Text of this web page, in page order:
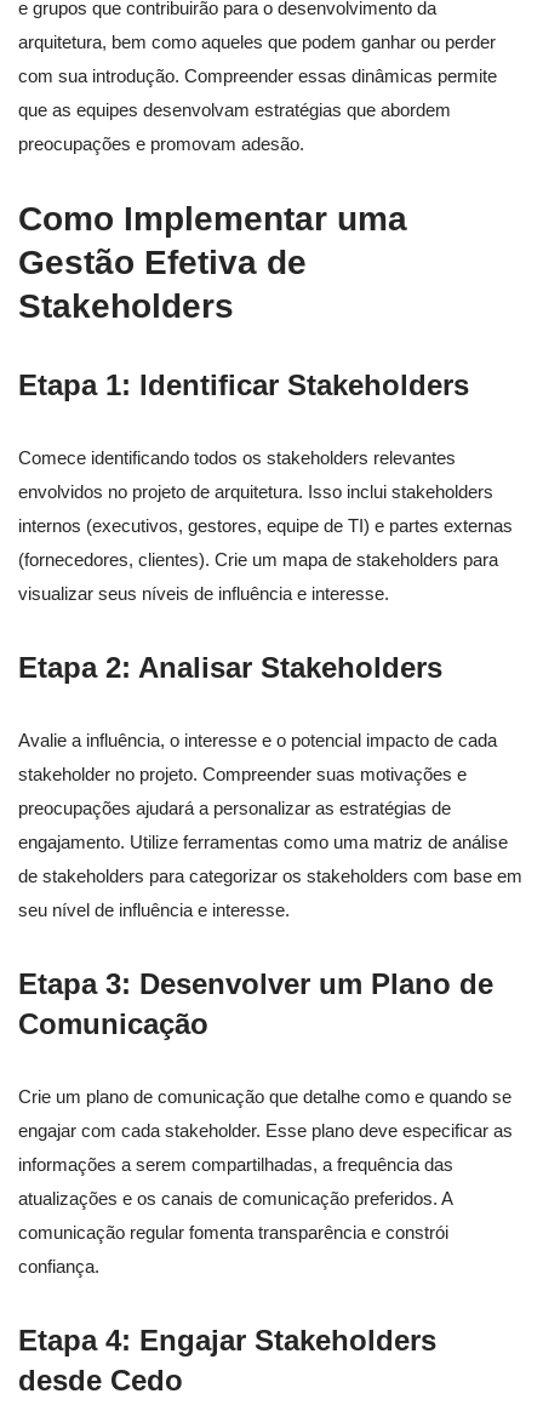
e grupos que contribuirão para o desenvolvimento da
arquitetura, bem como aqueles que podem ganhar ou perder
com sua introdução. Compreender essas dinâmicas permite
que as equipes desenvolvam estratégias que abordem
preocupações e promovam adesão.
Como Implementar uma
Gestão Efetiva de
Stakeholders
Etapa 1: Identificar Stakeholders
Comece identificando todos os stakeholders relevantes
envolvidos no projeto de arquitetura. Isso inclui stakeholders
internos (executivos, gestores, equipe de TI) e partes externas
(fornecedores, clientes). Crie um mapa de stakeholders para
visualizar seus níveis de influência e interesse.
Etapa 2: Analisar Stakeholders
Avalie a influência, o interesse e o potencial impacto de cada
stakeholder no projeto. Compreender suas motivações e
preocupações ajudará a personalizar as estratégias de
engajamento. Utilize ferramentas como uma matriz de análise
de stakeholders para categorizar os stakeholders com base em
seu nível de influência e interesse.
Etapa 3: Desenvolver um Plano de
Comunicação
Crie um plano de comunicação que detalhe como e quando se
engajar com cada stakeholder. Esse plano deve especificar as
informações a serem compartilhadas, a frequência das
atualizações e os canais de comunicação preferidos. A
comunicação regular fomenta transparência e constrói
confiança.
Etapa 4: Engajar Stakeholders
desde Cedo